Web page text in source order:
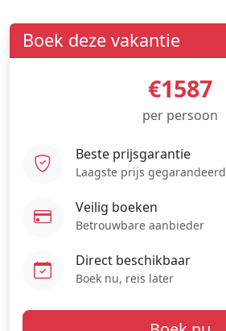
Boek deze vakantie
€1587
per persoon
Beste prijsgarantie
Laagste prijs gegarandeerd
Veilig boeken
Betrouwbare aanbieder
Direct beschikbaar
Boek nu, reis later